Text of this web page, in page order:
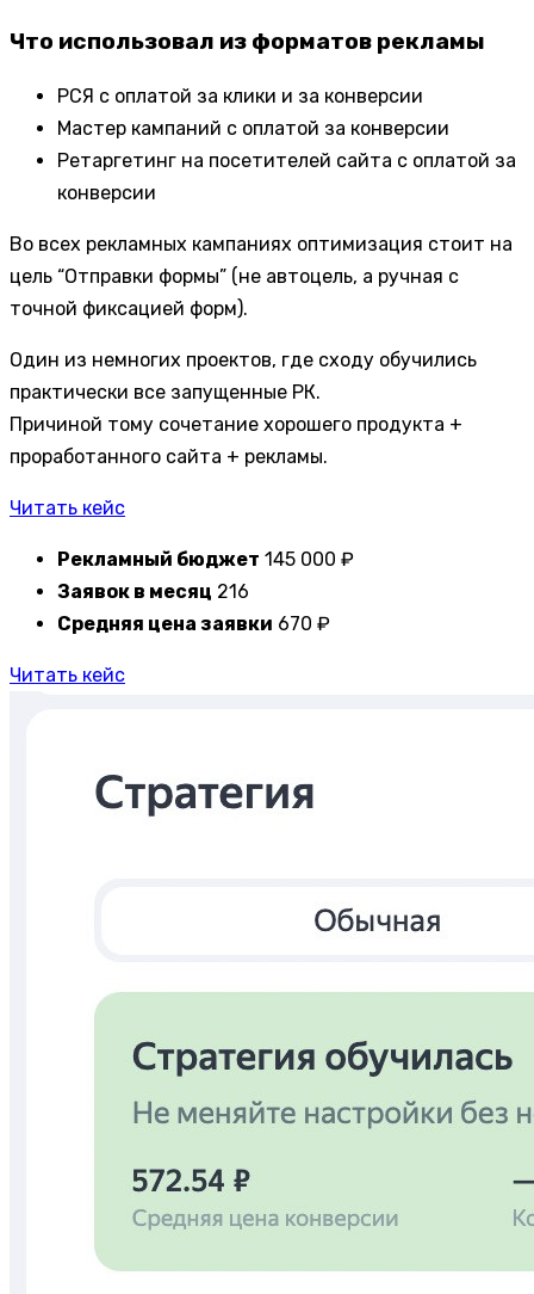
Что использовал из форматов рекламы
РСЯ с оплатой за клики и за конверсии
Мастер кампаний с оплатой за конверсии
Ретаргетинг на посетителей сайта с оплатой за
конверсии
Во всех рекламных кампаниях оптимизация стоит на
цель “Отправки формы” (не автоцель, а ручная с
точной фиксацией форм).
Один из немногих проектов, где сходу обучились
практически все запущенные РК.
Причиной тому сочетание хорошего продукта +
проработанного сайта + рекламы.
Читать кейс
Рекламный бюджет 145 000 ₽
Заявок в месяц 216
Средняя цена заявки 670 ₽
Читать кейс